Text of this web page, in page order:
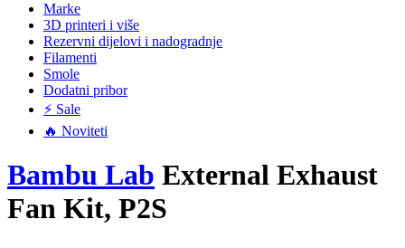
Marke
3D printeri i više
Rezervni dijelovi i nadogradnje
Filamenti
Smole
Dodatni pribor
⚡ Sale
🔥 Noviteti
Bambu Lab External Exhaust
Fan Kit, P2S